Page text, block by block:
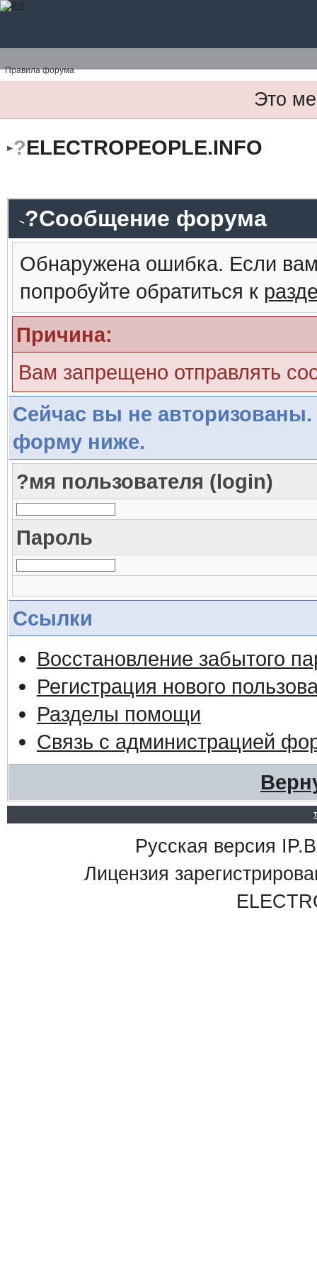
Правила форума
Это
?ELECTROPEOPLE.INFO
?Сообщение форума
Обнаружена ошибка. Если
попробуйте обратиться к
Причина:
Вам запрещено отправлять
Сейчас вы не авторизованы.
форму ниже.
?мя пользователя (login)
Пароль
Ссылки
Восстановление забытого
Регистрация нового
Разделы помощи
Связь с администрацией
Русская версия
Лицензия